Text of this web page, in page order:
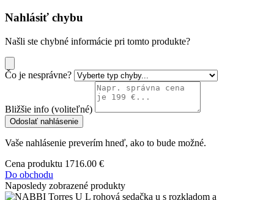
Nahlásiť chybu
Našli ste chybné informácie pri tomto produkte?
Čo je nesprávne?
Bližšie info (voliteľné)
Odoslať nahlásenie
Vaše nahlásenie preverím hneď, ako to bude možné.
Cena produktu 1716.00 €
Do obchodu
Naposledy zobrazené produkty